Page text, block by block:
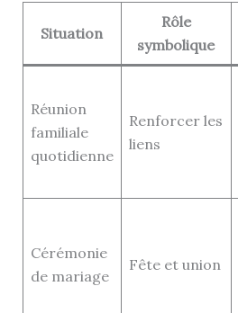
Situation
Rôle
symbolique
Réunion
familiale
quotidienne
Renforcer les
liens
Cérémonie
de mariage
Fête et union